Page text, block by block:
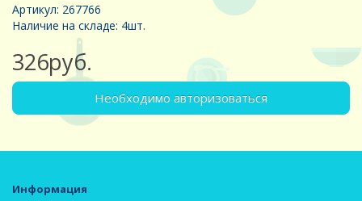
Артикул: 267766
Наличие на складе: 4шт.
326руб.
Необходимо авторизоваться
Информация